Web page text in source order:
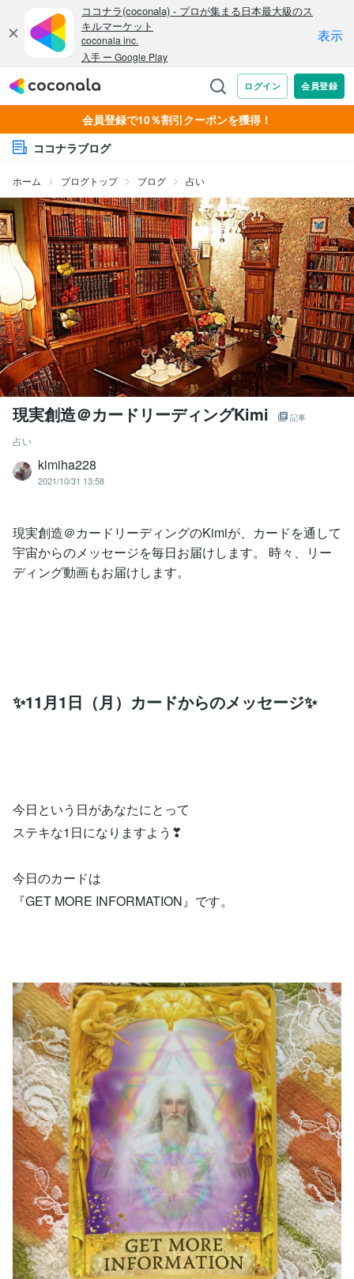
会員登録で10％割引クーポンを獲得！
ココナラブログ
ホーム ブログトップ ブログ 占い
現実創造＠カードリーディングKimi 記事
占い
kimiha228
2021/10/31 13:58
現実創造＠カードリーディングのKimiが、カードを通して
宇宙からのメッセージを毎日お届けします。 時々、リー
ディング動画もお届けします。
✨11月1日（月）カードからのメッセージ✨
今日という日があなたにとって
ステキな1日になりますよう❣
今日のカードは
『GET MORE INFORMATION』です。